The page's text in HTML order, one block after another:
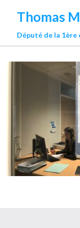
Thomas
Député de la